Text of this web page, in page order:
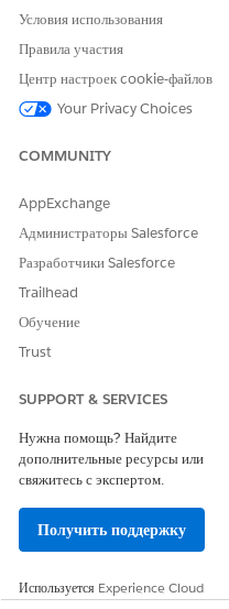
ПРИМЕЧАНИЕПосле
использует
минут, прежде чем
Условия использования
Правила участия
Центр настроек cookie-файлов
Your Privacy Choices
COMMUNITY
AppExchange
Администраторы Salesforce
Разработчики Salesforce
Trailhead
Обучение
Trust
SUPPORT & SERVICES
Нужна помощь? Найдите
дополнительные ресурсы или
свяжитесь с экспертом.
Получить поддержку
Используется Experience Cloud